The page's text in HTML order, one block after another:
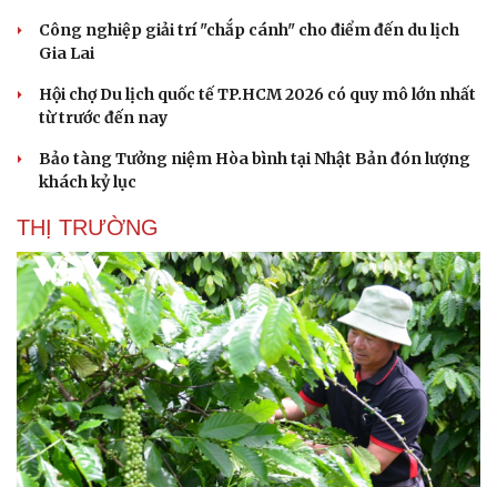
Công nghiệp giải trí "chắp cánh" cho điểm đến du lịch
Gia Lai
Hội chợ Du lịch quốc tế TP.HCM 2026 có quy mô lớn nhất
từ trước đến nay
Bảo tàng Tưởng niệm Hòa bình tại Nhật Bản đón lượng
khách kỷ lục
THỊ TRƯỜNG